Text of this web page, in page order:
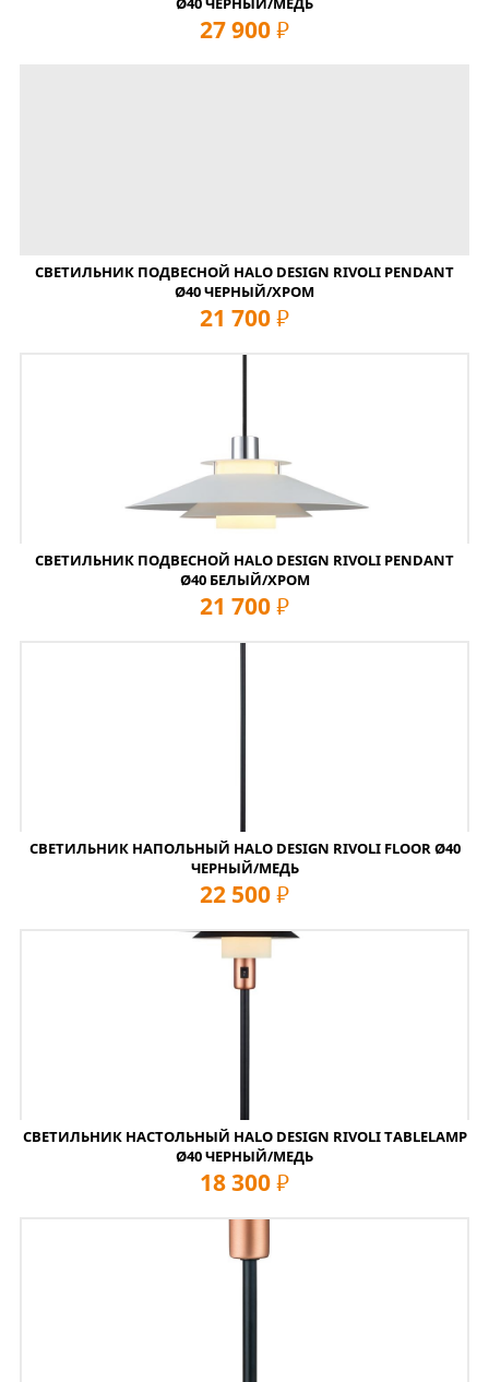
27 900 руб
СВЕТИЛЬНИК ПОДВЕСНОЙ HALO DESIGN RIVOLI PENDANT
Ø40 ЧЕРНЫЙ/ХРОМ
21 700 руб
СВЕТИЛЬНИК ПОДВЕСНОЙ HALO DESIGN RIVOLI PENDANT
Ø40 БЕЛЫЙ/ХРОМ
21 700 руб
СВЕТИЛЬНИК НАПОЛЬНЫЙ HALO DESIGN RIVOLI FLOOR Ø40
ЧЕРНЫЙ/МЕДЬ
22 500 руб
СВЕТИЛЬНИК НАСТОЛЬНЫЙ HALO DESIGN RIVOLI TABLELAMP
Ø40 ЧЕРНЫЙ/МЕДЬ
18 300 руб